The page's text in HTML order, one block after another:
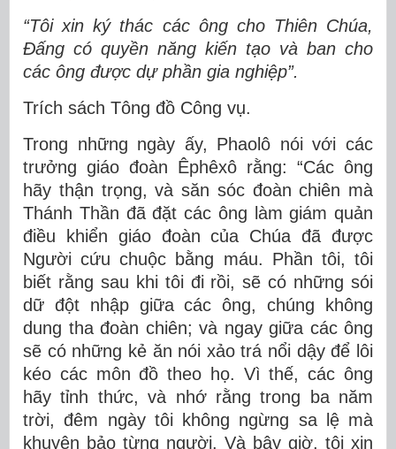
“Tôi xin ký thác các ông cho Thiên Chúa,
Ðấng có quyền năng kiến tạo và ban cho
các ông được dự phần gia nghiệp”.
Trích sách Tông đồ Công vụ.
Trong những ngày ấy, Phaolô nói với các
trưởng giáo đoàn Êphêxô rằng: “Các ông
hãy thận trọng, và săn sóc đoàn chiên mà
Thánh Thần đã đặt các ông làm giám quản
điều khiển giáo đoàn của Chúa đã được
Người cứu chuộc bằng máu. Phần tôi, tôi
biết rằng sau khi tôi đi rồi, sẽ có những sói
dữ đột nhập giữa các ông, chúng không
dung tha đoàn chiên; và ngay giữa các ông
sẽ có những kẻ ăn nói xảo trá nổi dậy để lôi
kéo các môn đồ theo họ. Vì thế, các ông
hãy tỉnh thức, và nhớ rằng trong ba năm
trời, đêm ngày tôi không ngừng sa lệ mà
khuyên bảo từng người. Và bây giờ, tôi xin